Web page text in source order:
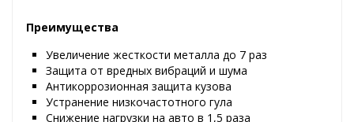
Преимущества
Увеличение жесткости металла до 7 раз
Защита от вредных вибраций и шума
Антикоррозионная защита кузова
Устранение низкочастотного гула
Снижение нагрузки на авто в 1,5 раза